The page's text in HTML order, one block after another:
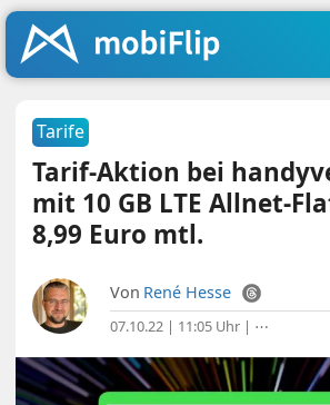
Tarife
Tarif-Aktion bei
mit 10 GB LTE Allnet-
8,99 Euro mtl.
Von René Hesse
07.10.22 | 11:05 Uhr | ⋯